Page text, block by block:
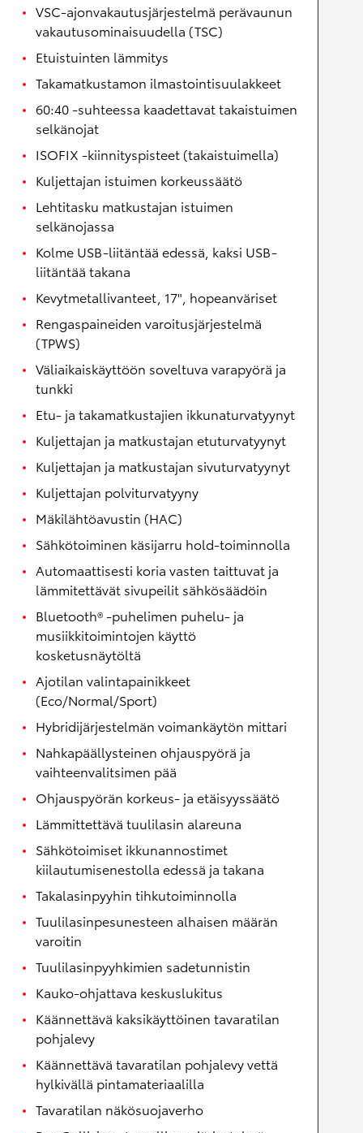
VSC-ajonvakautusjärjestelmä perävaunun
vakautusominaisuudella (TSC)
Etuistuinten lämmitys
Takamatkustamon ilmastointisuulakkeet
60:40 -suhteessa kaadettavat takaistuimen
selkänojat
ISOFIX -kiinnityspisteet (takaistuimella)
Kuljettajan istuimen korkeussäätö
Lehtitasku matkustajan istuimen
selkänojassa
Kolme USB-liitäntää edessä, kaksi USB-
liitäntää takana
Kevytmetallivanteet, 17", hopeanväriset
Rengaspaineiden varoitusjärjestelmä
(TPWS)
Väliaikaiskäyttöön soveltuva varapyörä ja
tunkki
Etu- ja takamatkustajien ikkunaturvatyynyt
Kuljettajan ja matkustajan etuturvatyynyt
Kuljettajan ja matkustajan sivuturvatyynyt
Kuljettajan polviturvatyyny
Mäkilähtöavustin (HAC)
Sähkötoiminen käsijarru hold-toiminnolla
Automaattisesti koria vasten taittuvat ja
lämmitettävät sivupeilit sähkösäädöin
Bluetooth® -puhelimen puhelu- ja
musiikkitoimintojen käyttö
kosketusnäytöltä
Ajotilan valintapainikkeet
(Eco/Normal/Sport)
Hybridijärjestelmän voimankäytön mittari
Nahkapäällysteinen ohjauspyörä ja
vaihteenvalitsimen pää
Ohjauspyörän korkeus- ja etäisyyssäätö
Lämmittettävä tuulilasin alareuna
Sähkötoimiset ikkunannostimet
kiilautumisenestolla edessä ja takana
Takalasinpyyhin tihkutoiminnolla
Tuulilasinpesunesteen alhaisen määrän
varoitin
Tuulilasinpyyhkimien sadetunnistin
Kauko-ohjattava keskuslukitus
Käännettävä kaksikäyttöinen tavaratilan
pohjalevy
Käännettävä tavaratilan pohjalevy vettä
hylkivällä pintamateriaalilla
Tavaratilan näkösuojaverho